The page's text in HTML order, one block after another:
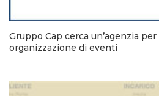
Gruppo Cap cerca un’agenzia
organizzazione di eventi